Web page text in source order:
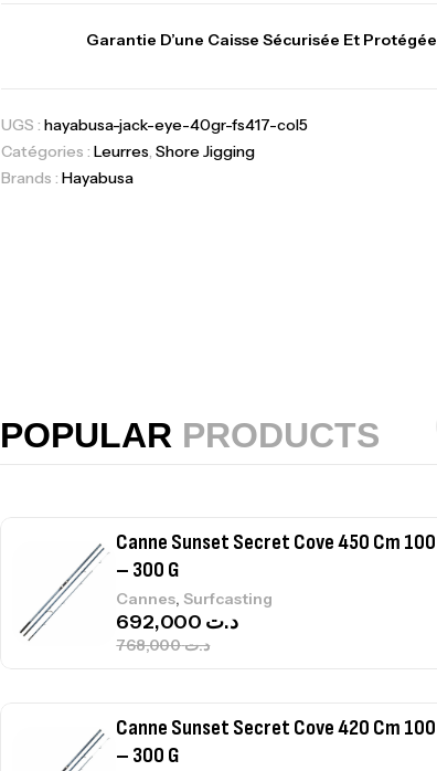
Garantie D’une Caisse Sécurisée Et Protégée
UGS : hayabusa-jack-eye-40gr-fs417-col5
Catégories : Leurres, Shore Jigging
Brands : Hayabusa
POPULAR PRODUCTS
Expanded
Bagagerie ,Surfcasting
د.ت215,000
Canne Sunset Secret Cove 450 Cm 100
– 300 G
Cannes, Surfcasting
د.ت768,000
د.ت
Canne Sunset Secret Cove 420 Cm 100
– 300 G